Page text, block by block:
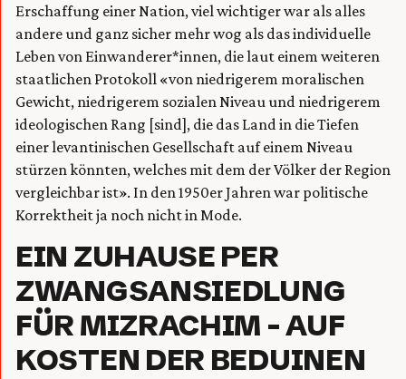
Erschaffung einer Nation, viel wichtiger war als alles
andere und ganz sicher mehr wog als das individuelle
Leben von Einwanderer*innen, die laut einem weiteren
staatlichen Protokoll «von niedrigerem moralischen
Gewicht, niedrigerem sozialen Niveau und niedrigerem
ideologischen Rang [sind], die das Land in die Tiefen
einer levantinischen Gesellschaft auf einem Niveau
stürzen könnten, welches mit dem der Völker der Region
vergleichbar ist». In den 1950er Jahren war politische
Korrektheit ja noch nicht in Mode.
EIN ZUHAUSE PER
ZWANGSANSIEDLUNG
FÜR MIZRACHIM – AUF
KOSTEN DER BEDUINEN